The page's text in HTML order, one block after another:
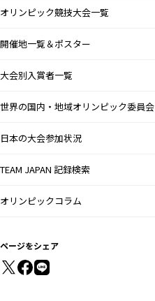
オリンピック競技大会一覧
開催地一覧＆ポスター
大会別入賞者一覧
世界の国内・地域オリンピック委員会
日本の大会参加状況
TEAM JAPAN 記録検索
オリンピックコラム
ページをシェア